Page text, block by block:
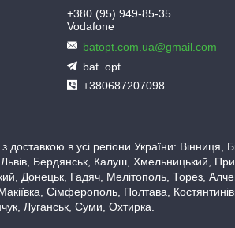
+380 (95) 949-85-35
Vodafone
batopt.com.ua@gmail.com
bat_opt
+380687207098
доставкою в усі регіони України:
Бердянськ, Калуш, Хмельницький,
Гадяч, Мелітополь, Торез,
Сімферополь, Полтава,
Луганськ, Суми, Охтирка.